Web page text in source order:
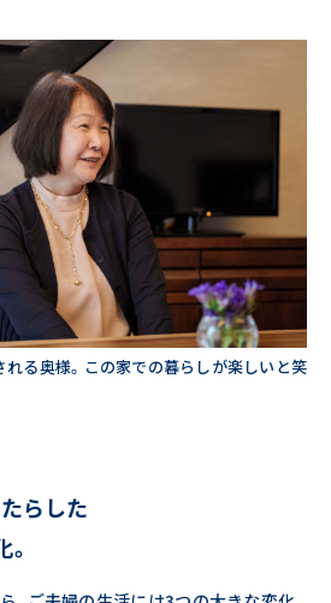
る奥様。この家での暮らしが楽しいと笑
らした